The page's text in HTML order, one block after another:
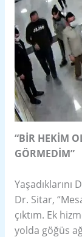
“BİR HEKİM
GÖRMEDİM”
Dr. Sitar,
çıktım. Ek
yolda göğüs